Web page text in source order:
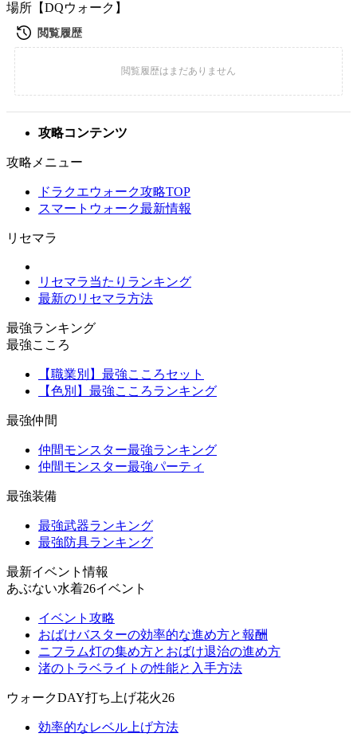
場所【DQウォーク】
攻略コンテンツ
攻略メニュー
ドラクエウォーク攻略TOP
スマートウォーク最新情報
リセマラ
リセマラ当たりランキング
最新のリセマラ方法
最強ランキング
最強こころ
【職業別】最強こころセット
【色別】最強こころランキング
最強仲間
仲間モンスター最強ランキング
仲間モンスター最強パーティ
最強装備
最強武器ランキング
最強防具ランキング
最新イベント情報
あぶない水着26イベント
イベント攻略
おばけバスターの効率的な進め方と報酬
ニフラム灯の集め方とおばけ退治の進め方
渚のトラベライトの性能と入手方法
ウォークDAY打ち上げ花火26
効率的なレベル上げ方法